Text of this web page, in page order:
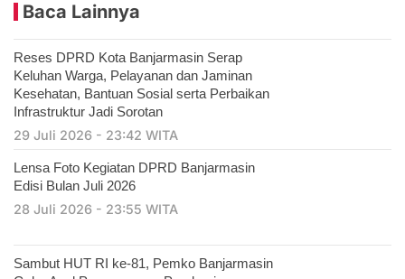
Baca Lainnya
Reses DPRD Kota Banjarmasin Serap
Keluhan Warga, Pelayanan dan Jaminan
Kesehatan, Bantuan Sosial serta Perbaikan
Infrastruktur Jadi Sorotan
29 Juli 2026 - 23:42 WITA
Lensa Foto Kegiatan DPRD Banjarmasin
Edisi Bulan Juli 2026
28 Juli 2026 - 23:55 WITA
Sambut HUT RI ke-81, Pemko Banjarmasin